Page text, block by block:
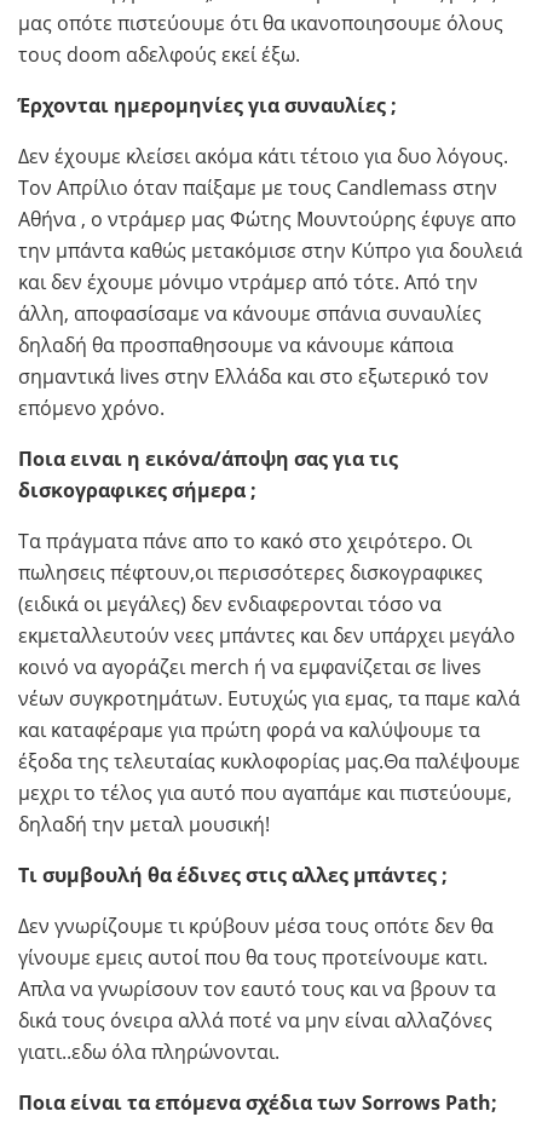
μας οπότε πιστεύουμε ότι θα ικανοποιησουμε όλους
τους doom αδελφούς εκεί έξω.
Έρχονται ημερομηνίες για συναυλίες ;
Δεν έχουμε κλείσει ακόμα κάτι τέτοιο για δυο λόγους.
Τον Απρίλιο όταν παίξαμε με τους Candlemass στην
Αθήνα , ο ντράμερ μας Φώτης Μουντούρης έφυγε απο
την μπάντα καθώς μετακόμισε στην Κύπρο για δουλειά
και δεν έχουμε μόνιμο ντράμερ από τότε. Από την
άλλη, αποφασίσαμε να κάνουμε σπάνια συναυλίες
δηλαδή θα προσπαθησουμε να κάνουμε κάποια
σημαντικά lives στην Ελλάδα και στο εξωτερικό τον
επόμενο χρόνο.
Ποια ειναι η εικόνα/άποψη σας για τις
δισκογραφικες σήμερα ;
Τα πράγματα πάνε απο το κακό στο χειρότερο. Οι
πωλησεις πέφτουν,οι περισσότερες δισκογραφικες
(ειδικά οι μεγάλες) δεν ενδιαφερονται τόσο να
εκμεταλλευτούν νεες μπάντες και δεν υπάρχει μεγάλο
κοινό να αγοράζει merch ή να εμφανίζεται σε lives
νέων συγκροτημάτων. Ευτυχώς για εμας, τα παμε καλά
και καταφέραμε για πρώτη φορά να καλύψουμε τα
έξοδα της τελευταίας κυκλοφορίας μας.Θα παλέψουμε
μεχρι το τέλος για αυτό που αγαπάμε και πιστεύουμε,
δηλαδή την μεταλ μουσική!
Τι συμβουλή θα έδινες στις αλλες μπάντες ;
Δεν γνωρίζουμε τι κρύβουν μέσα τους οπότε δεν θα
γίνουμε εμεις αυτοί που θα τους προτείνουμε κατι.
Απλα να γνωρίσουν τον εαυτό τους και να βρουν τα
δικά τους όνειρα αλλά ποτέ να μην είναι αλλαζόνες
γιατι..εδω όλα πληρώνονται.
Ποια είναι τα επόμενα σχέδια των Sorrows Path;